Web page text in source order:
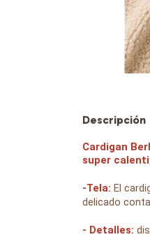
Descripción
Cardigan
super
-Tela: El
delicado
- Detalles: